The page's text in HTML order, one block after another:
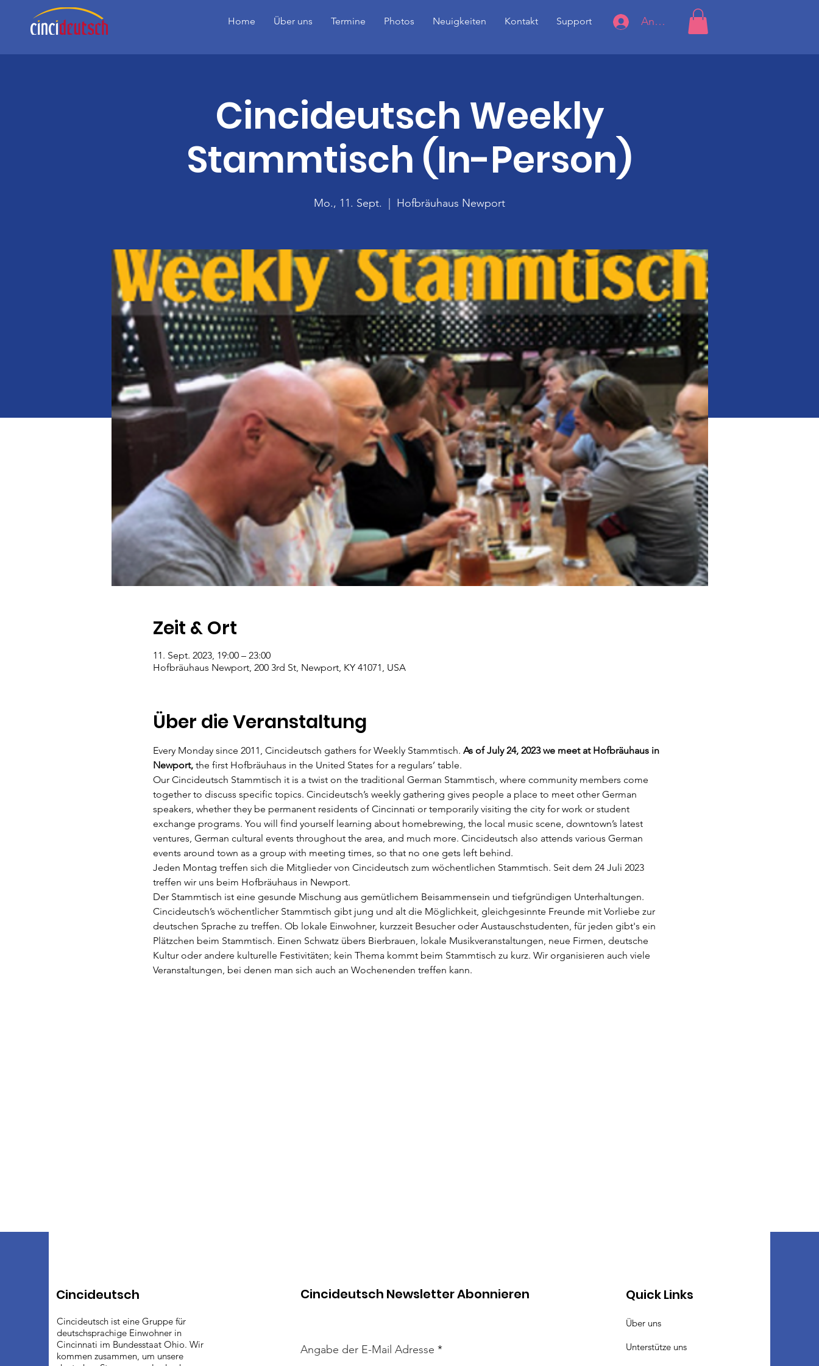
Home Über uns Termine Photos Neuigkeiten Kontakt Support Anmelden
Cincideutsch Weekly
Stammtisch (In-Person)
Mo., 11. Sept. Hofbräuhaus Newport
Zeit & Ort
11. Sept. 2023, 19:00 – 23:00
Hofbräuhaus Newport, 200 3rd St, Newport, KY 41071, USA
Über die Veranstaltung
Every Monday since 2011, Cincideutsch gathers for Weekly Stammtisch. As of July 24, 2023 we meet at Hofbräuhaus in
Newport, the first Hofbräuhaus in the United States for a regulars’ table.
Our Cincideutsch Stammtisch it is a twist on the traditional German Stammtisch, where community members come
together to discuss specific topics. Cincideutsch’s weekly gathering gives people a place to meet other German
speakers, whether they be permanent residents of Cincinnati or temporarily visiting the city for work or student
exchange programs. You will find yourself learning about homebrewing, the local music scene, downtown’s latest
ventures, German cultural events throughout the area, and much more. Cincideutsch also attends various German
events around town as a group with meeting times, so that no one gets left behind.
Jeden Montag treffen sich die Mitglieder von Cincideutsch zum wöchentlichen Stammtisch. Seit dem 24 Juli 2023
treffen wir uns beim Hofbräuhaus in Newport.
Der Stammtisch ist eine gesunde Mischung aus gemütlichem Beisammensein und tiefgründigen Unterhaltungen.
Cincideutsch’s wöchentlicher Stammtisch gibt jung und alt die Möglichkeit, gleichgesinnte Freunde mit Vorliebe zur
deutschen Sprache zu treffen. Ob lokale Einwohner, kurzzeit Besucher oder Austauschstudenten, für jeden gibt's ein
Plätzchen beim Stammtisch. Einen Schwatz übers Bierbrauen, lokale Musikveranstaltungen, neue Firmen, deutsche
Kultur oder andere kulturelle Festivitäten; kein Thema kommt beim Stammtisch zu kurz. Wir organisieren auch viele
Veranstaltungen, bei denen man sich auch an Wochenenden treffen kann.
Cincideutsch
Cincideutsch ist eine Gruppe für
deutschsprachige Einwohner in
Cincinnati im Bundesstaat Ohio. Wir
kommen zusammen, um unsere
Cincideutsch Newsletter Abonnieren
Angabe der E-Mail Adresse
Quick Links
Über uns
Unterstütze uns